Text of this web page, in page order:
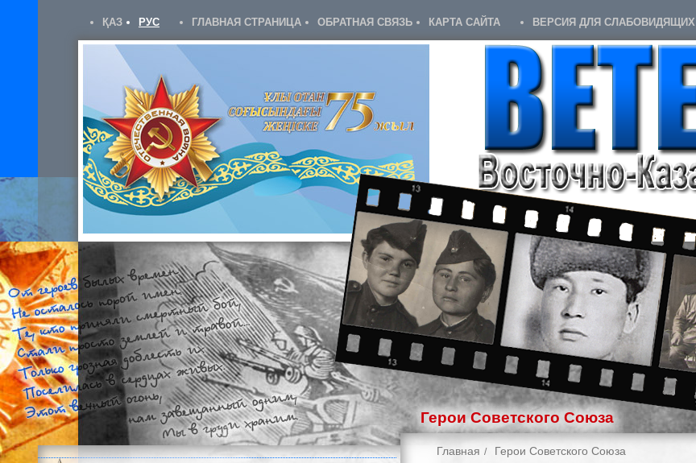
ҚАЗ РУС ГЛАВНАЯ СТРАНИЦА ОБРАТНАЯ СВЯЗЬ КАРТА САЙТА ВЕРСИЯ ДЛЯ СЛАБОВИДЯЩИХ
Герои Советского Союза
Главная Герои Советского Союза